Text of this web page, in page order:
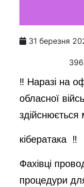
31 березня
‼️ Наразі на
обласної
кібератака ‼️
Фахівці
процедури